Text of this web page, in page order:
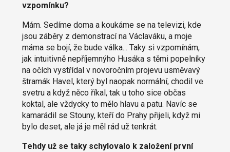
vzpomínku?
Mám. Sedíme doma a koukáme se na televizi, kde
jsou záběry z demonstrací na Václaváku, a moje
máma se bojí, že bude válka... Taky si vzpomínám,
jak intuitivně nepříjemnýho Husáka s těmi popelníky
na očích vystřídal v novoročním projevu usměvavý
štramák Havel, který byl naopak normální, chodil ve
svetru a když něco říkal, tak u toho sice občas
koktal, ale vždycky to mělo hlavu a patu. Navíc se
kamarádil se Stouny, kteří do Prahy přijeli, když mi
bylo deset, ale já je měl rád už tenkrát.
Tehdy už se taky schylovalo k založení první